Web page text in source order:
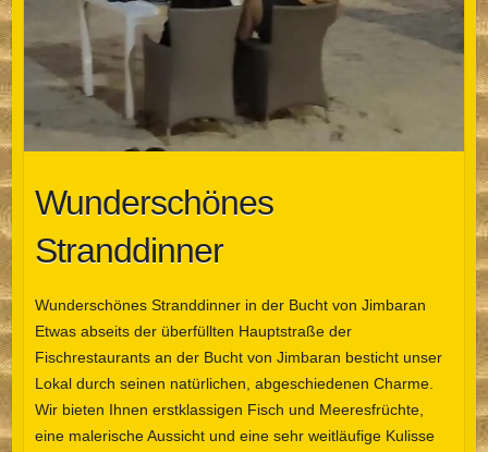
Wunderschönes
Stranddinner
Wunderschönes Stranddinner in der Bucht von Jimbaran
Etwas abseits der überfüllten Hauptstraße der
Fischrestaurants an der Bucht von Jimbaran besticht unser
Lokal durch seinen natürlichen, abgeschiedenen Charme.
Wir bieten Ihnen erstklassigen Fisch und Meeresfrüchte,
eine malerische Aussicht und eine sehr weitläufige Kulisse